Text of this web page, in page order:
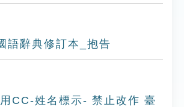
語辭典修訂本_抱告
CC-姓名標示- 禁止改作 臺